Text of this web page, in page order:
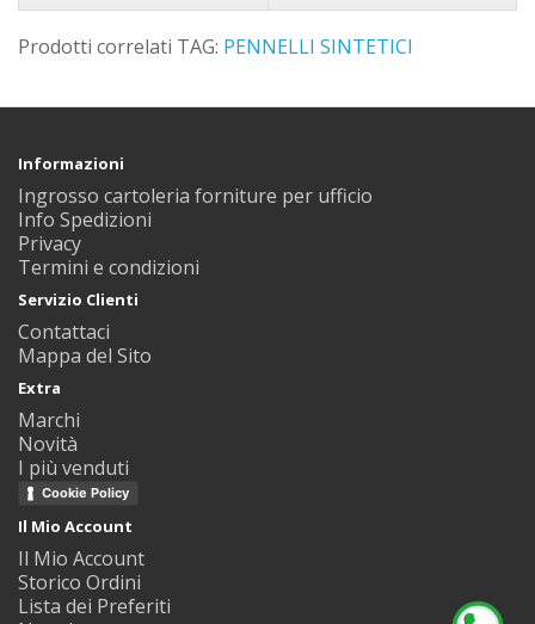
Prodotti correlati TAG: PENNELLI SINTETICI
Informazioni
Ingrosso cartoleria forniture per ufficio
Info Spedizioni
Privacy
Termini e condizioni
Servizio Clienti
Contattaci
Mappa del Sito
Extra
Marchi
Novità
I più venduti
Cookie Policy
Il Mio Account
Il Mio Account
Storico Ordini
Lista dei Preferiti